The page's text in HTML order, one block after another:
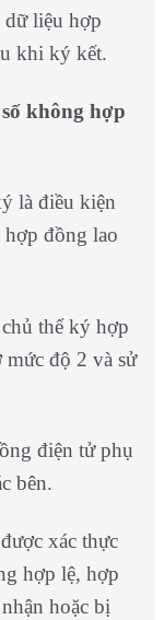
dữ liệu hợp
khi ký kết.
không hợp
là điều kiện
hợp đồng lao
thể ký hợp
độ 2 và sử
điện tử phụ
bên.
xác thực
hợp lệ, hợp
hoặc bị